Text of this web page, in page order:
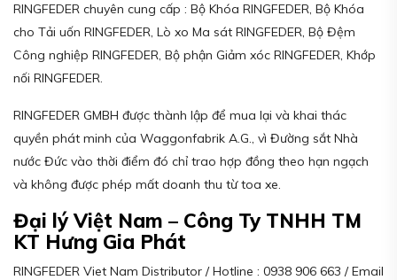
RINGFEDER chuyên cung cấp : Bộ Khóa RINGFEDER, Bộ Khóa
cho Tải uốn RINGFEDER, Lò xo Ma sát RINGFEDER, Bộ Đệm
Công nghiệp RINGFEDER, Bộ phận Giảm xóc RINGFEDER, Khớp
nối RINGFEDER.
RINGFEDER GMBH được thành lập để mua lại và khai thác
quyền phát minh của Waggonfabrik A.G., vì Đường sắt Nhà
nước Đức vào thời điểm đó chỉ trao hợp đồng theo hạn ngạch
và không được phép mất doanh thu từ toa xe.
Đại lý Việt Nam – Công Ty TNHH TM
KT Hưng Gia Phát
RINGFEDER Viet Nam Distributor / Hotline : 0938 906 663 / Email